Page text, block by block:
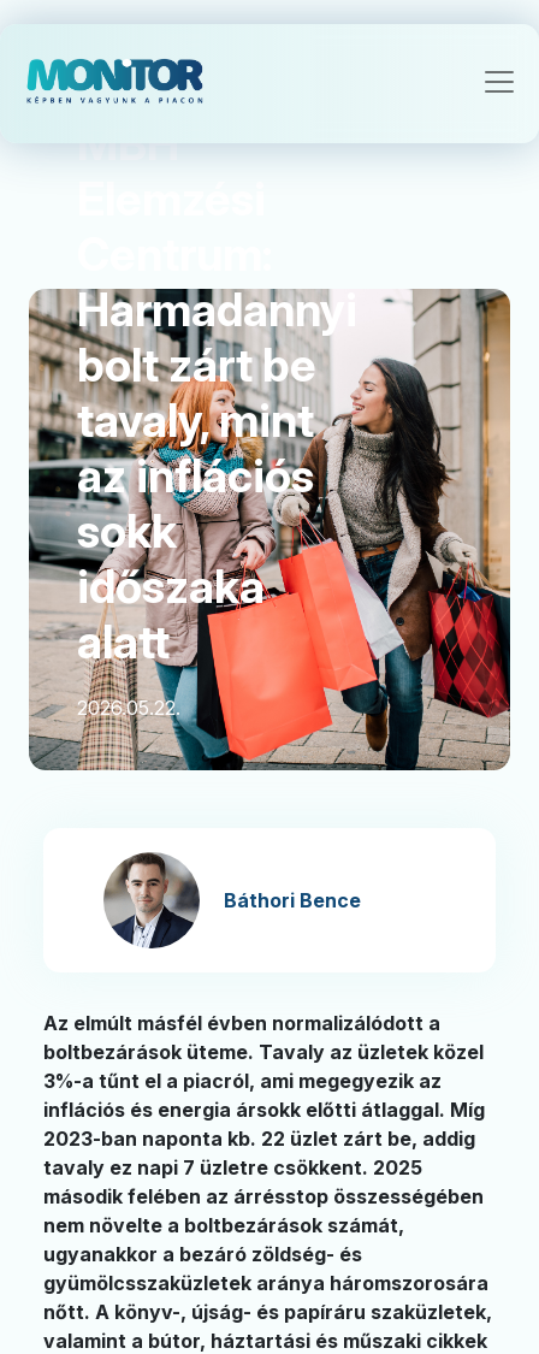
Ágazatok
Harmadannyi
bolt zárt be
tavaly, mint
az inflációs
sokk
időszaka
alatt
2026.05.22.
Báthori Bence
Az elmúlt másfél évben normalizálódott a
boltbezárások üteme. Tavaly az üzletek közel
3%-a tűnt el a piacról, ami megegyezik az
inflációs és energia ársokk előtti átlaggal. Míg
2023-ban naponta kb. 22 üzlet zárt be, addig
tavaly ez napi 7 üzletre csökkent. 2025
második felében az árrésstop összességében
nem növelte a boltbezárások számát,
ugyanakkor a bezáró zöldség- és
gyümölcsszaküzletek aránya háromszorosára
nőtt. A könyv-, újság- és papíráru szaküzletek,
valamint a bútor, háztartási és műszaki cikkek